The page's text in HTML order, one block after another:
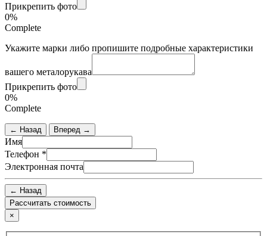
Прикрепить фото
0%
Complete
Укажите марки либо пропишите подробные характеристики
вашего металорукава
Прикрепить фото
0%
Complete
← Назад Вперед →
Имя
Телефон *
Электронная почта
← Назад
×